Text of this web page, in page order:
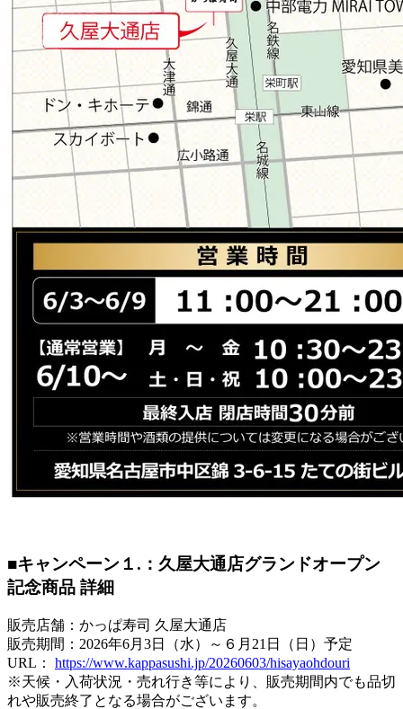
■キャンペーン１.：久屋大通店グランドオープン
記念商品 詳細
販売店舗：かっぱ寿司 久屋大通店
販売期間：2026年6月3日（水）～６月21日（日）予定
URL： https://www.kappasushi.jp/20260603/hisayaohdouri
※天候・入荷状況・売れ行き等により、販売期間内でも品切
れや販売終了となる場合がございます。